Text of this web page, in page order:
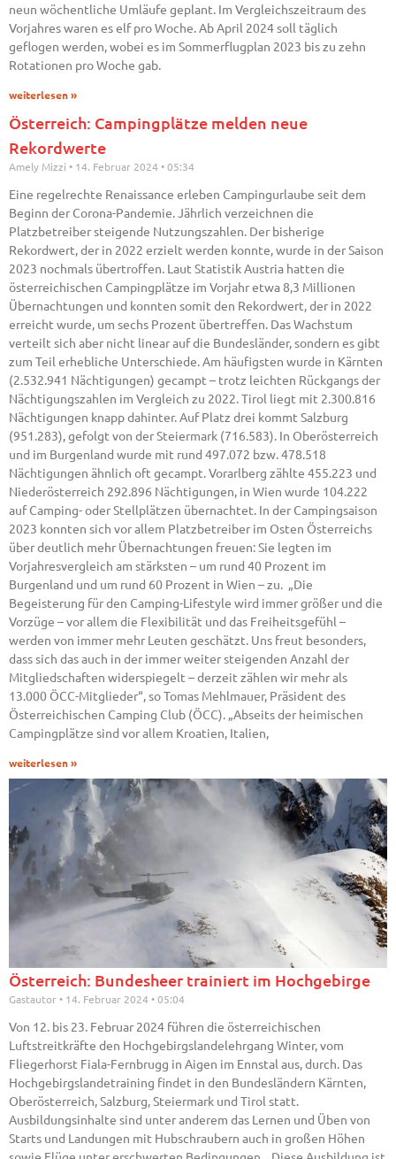
neun wöchentliche Umläufe geplant. Im Vergleichszeitraum des
Vorjahres waren es elf pro Woche. Ab April 2024 soll täglich
geflogen werden, wobei es im Sommerflugplan 2023 bis zu zehn
Rotationen pro Woche gab.
weiterlesen »
Österreich: Campingplätze melden neue
Rekordwerte
Amely Mizzi 14. Februar 2024 05:34
Eine regelrechte Renaissance erleben Campingurlaube seit dem
Beginn der Corona-Pandemie. Jährlich verzeichnen die
Platzbetreiber steigende Nutzungszahlen. Der bisherige
Rekordwert, der in 2022 erzielt werden konnte, wurde in der Saison
2023 nochmals übertroffen. Laut Statistik Austria hatten die
österreichischen Campingplätze im Vorjahr etwa 8,3 Millionen
Übernachtungen und konnten somit den Rekordwert, der in 2022
erreicht wurde, um sechs Prozent übertreffen. Das Wachstum
verteilt sich aber nicht linear auf die Bundesländer, sondern es gibt
zum Teil erhebliche Unterschiede. Am häufigsten wurde in Kärnten
(2.532.941 Nächtigungen) gecampt – trotz leichten Rückgangs der
Nächtigungszahlen im Vergleich zu 2022. Tirol liegt mit 2.300.816
Nächtigungen knapp dahinter. Auf Platz drei kommt Salzburg
(951.283), gefolgt von der Steiermark (716.583). In Oberösterreich
und im Burgenland wurde mit rund 497.072 bzw. 478.518
Nächtigungen ähnlich oft gecampt. Vorarlberg zählte 455.223 und
Niederösterreich 292.896 Nächtigungen, in Wien wurde 104.222
auf Camping- oder Stellplätzen übernachtet. In der Campingsaison
2023 konnten sich vor allem Platzbetreiber im Osten Österreichs
über deutlich mehr Übernachtungen freuen: Sie legten im
Vorjahresvergleich am stärksten – um rund 40 Prozent im
Burgenland und um rund 60 Prozent in Wien – zu. „Die
Begeisterung für den Camping-Lifestyle wird immer größer und die
Vorzüge – vor allem die Flexibilität und das Freiheitsgefühl –
werden von immer mehr Leuten geschätzt. Uns freut besonders,
dass sich das auch in der immer weiter steigenden Anzahl der
Mitgliedschaften widerspiegelt – derzeit zählen wir mehr als
13.000 ÖCC-Mitglieder“, so Tomas Mehlmauer, Präsident des
Österreichischen Camping Club (ÖCC). „Abseits der heimischen
Campingplätze sind vor allem Kroatien, Italien,
weiterlesen »
Österreich: Bundesheer trainiert im Hochgebirge
Gastautor 14. Februar 2024 05:04
Von 12. bis 23. Februar 2024 führen die österreichischen
Luftstreitkräfte den Hochgebirgslandelehrgang Winter, vom
Fliegerhorst Fiala-Fernbrugg in Aigen im Ennstal aus, durch. Das
Hochgebirgslandetraining findet in den Bundesländern Kärnten,
Oberösterreich, Salzburg, Steiermark und Tirol statt.
Ausbildungsinhalte sind unter anderem das Lernen und Üben von
Starts und Landungen mit Hubschraubern auch in großen Höhen